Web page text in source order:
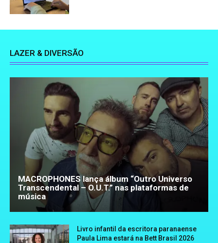
LAZER & DIVERSÃO
MACROPHONES lança álbum “Outro Universo
Transcendental – O.U.T.” nas plataformas de
música
Livro infantil da escritora paranaense
Paula Lima estará na Bett Brasil 2026